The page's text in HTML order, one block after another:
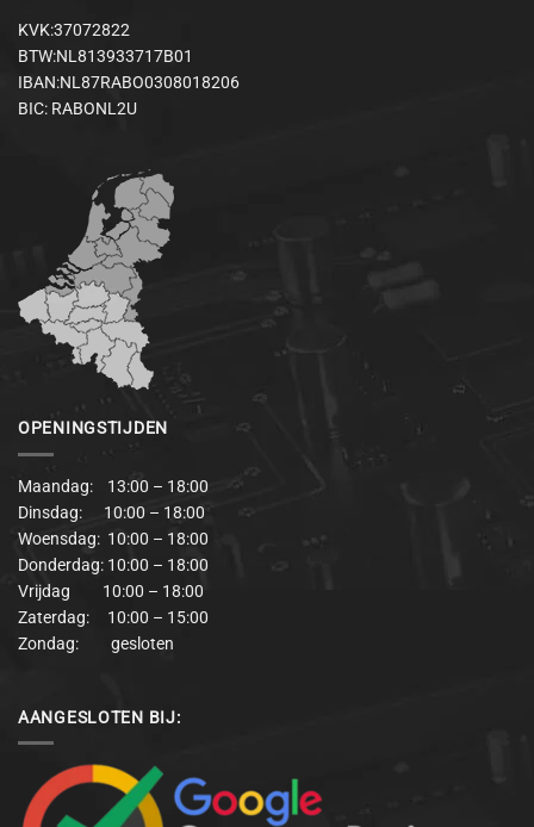
KVK:37072822
BTW:NL813933717B01
IBAN:NL87RABO0308018206
BIC: RABONL2U
OPENINGSTIJDEN
Maandag: 13:00 – 18:00
Dinsdag: 10:00 – 18:00
Woensdag: 10:00 – 18:00
Donderdag: 10:00 – 18:00
Vrijdag 10:00 – 18:00
Zaterdag: 10:00 – 15:00
Zondag: gesloten
AANGESLOTEN BIJ: